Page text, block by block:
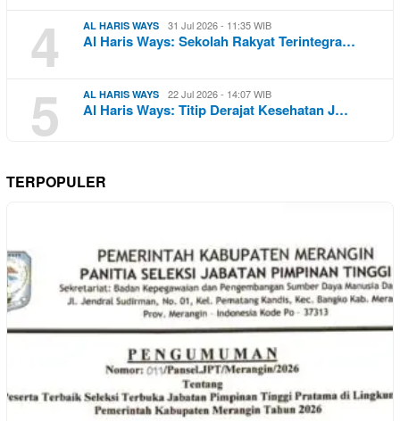
4
AL HARIS WAYS 31 Jul 2026 - 11:35 WIB
Al Haris Ways: Sekolah Rakyat Terintegra…
5 AL HARIS WAYS 22 Jul 2026 - 14:07 WIB
Al Haris Ways: Titip Derajat Kesehatan J…
TERPOPULER